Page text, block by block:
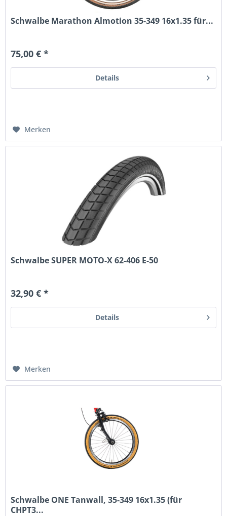
Schwalbe Marathon Almotion 35-349 16x1.35 für...
75,00 € *
Details
Merken
Schwalbe SUPER MOTO-X 62-406 E-50
32,90 € *
Details
Merken
Schwalbe ONE Tanwall, 35-349 16x1.35 (für
CHPT3...